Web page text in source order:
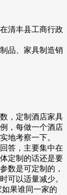
清丰县工商行政
品、家具制造销
，定制酒店家具
，每做一个酒店
地考察一下。
答，主要集中在
定制的话还是要
数是可定制的，
可以适量减少。
果谁同一家的